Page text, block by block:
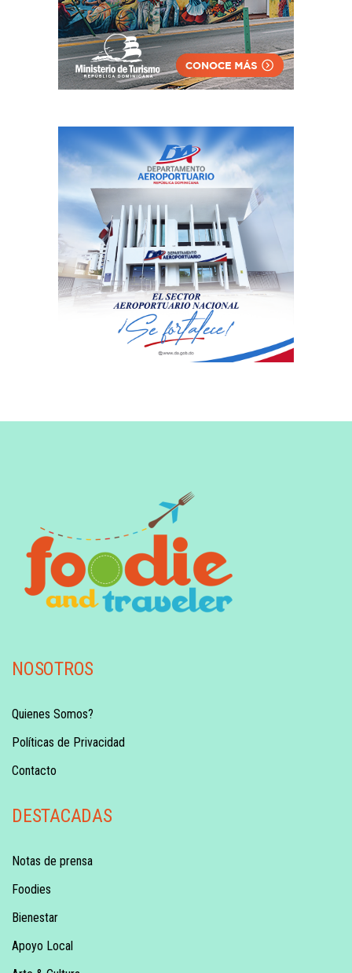
NOSOTROS
Quienes Somos?
Políticas de Privacidad
Contacto
DESTACADAS
Notas de prensa
Foodies
Bienestar
Apoyo Local